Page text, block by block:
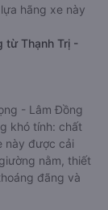
hãng xe này
từ Thạnh Trị -
- Lâm Đồng
khó tính: chất
này được cải
nằm, thiết
đãng và